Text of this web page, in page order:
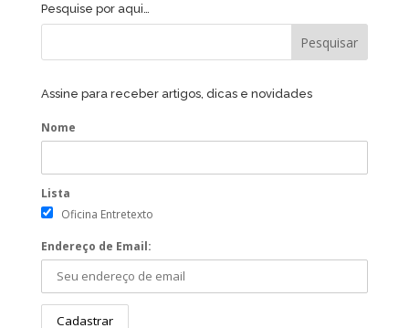
Pesquise por aqui…
Assine para receber artigos, dicas e novidades
Nome
Lista
Oficina Entretexto
Endereço de Email: